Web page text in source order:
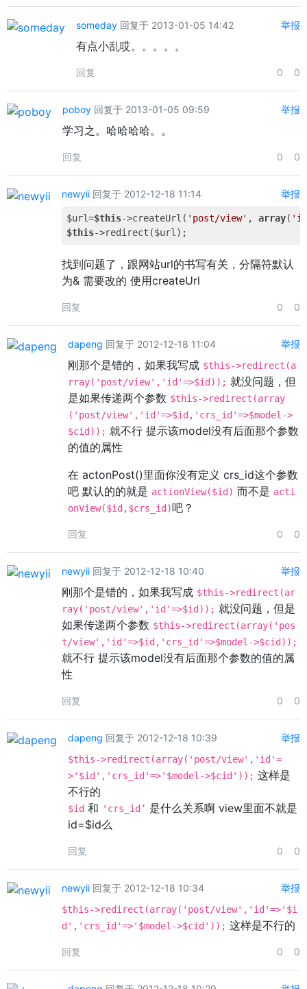
someday 回复于 2013-01-05 14:42 举报
有点小乱哎。。。。。
回复 0 0
poboy 回复于 2013-01-05 09:59 举报
学习之。哈哈哈哈。。
回复 0 0
newyii 回复于 2012-12-18 11:14 举报
$url=$this->createUrl( 'post/view' , array(
$this
找到问题了，跟网站url的书写有关，分隔符默认
为& 需要改的 使用createUrl
回复 0 0
dapeng 回复于 2012-12-18 11:04 举报
刚那个是错的，如果我写成 $this->redirect(a
rray('post/view','id'=>$id)); 就没问题，但
是如果传递两个参数 $this->redirect(array
('post/view','id'=>$id,'crs_id'=>$model->
$cid)); 就不行 提示该model没有后面那个参数
的值的属性
在 actonPost()里面你没有定义 crs_id这个参数
吧 默认的的就是 actionView($id) 而不是 acti
onView($id,$crs_id)吧？
回复 0 0
newyii 回复于 2012-12-18 10:40 举报
刚那个是错的，如果我写成 $this->redirect(ar
ray('post/view','id'=>$id)); 就没问题，但是
如果传递两个参数 $this->redirect(array('pos
t/view','id'=>$id,'crs_id'=>$model->$cid));
就不行 提示该model没有后面那个参数的值的属
性
回复 0 0
dapeng 回复于 2012-12-18 10:39 举报
$this->redirect(array('post/view','id'=
>'$id','crs_id'=>'$model->$cid')); 这样是
不行的
$id 和 'crs_id’ 是什么关系啊 view里面不就是
id=$id么
回复 0 0
newyii 回复于 2012-12-18 10:34 举报
$this->redirect(array('post/view','id'=>'$i
d','crs_id'=>'$model->$cid')); 这样是不行的
回复 0 0